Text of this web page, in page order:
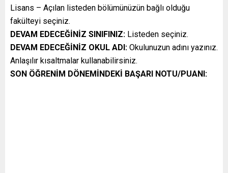
Lisans – Açılan listeden bölümünüzün bağlı olduğu
fakülteyi seçiniz.
DEVAM EDECEĞİNİZ SINIFINIZ: Listeden seçiniz.
DEVAM EDECEĞİNİZ OKUL ADI: Okulunuzun adını yazınız.
Anlaşılır kısaltmalar kullanabilirsiniz.
SON ÖĞRENİM DÖNEMİNDEKİ BAŞARI NOTU/PUANI: